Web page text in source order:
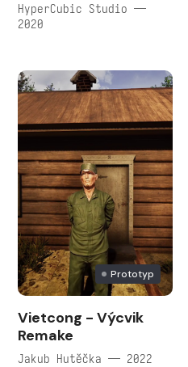
HyperCubic Studio —
2020
Prototyp
Vietcong - Výcvik
Remake
Jakub Hutěčka — 2022